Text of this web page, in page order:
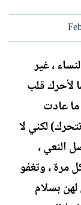
، غير
لأحرك قلب
ما عادت
لكني لا
النعي ،
مرة ، وتغفو
لهن بسلام